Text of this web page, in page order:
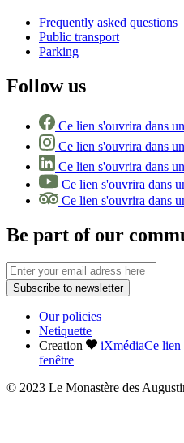
Frequently asked questions
Public transport
Parking
Follow us
Ce lien s'ouvrira dans
Ce lien s'ouvrira dans
Ce lien s'ouvrira dans
Ce lien s'ouvrira dans
Ce lien s'ouvrira dans
Be part of our
Subscribe to newsletter
Our policies
Netiquette
Creation
iXmédiaCe lien
fenêtre
© 2023 Le Monastère des